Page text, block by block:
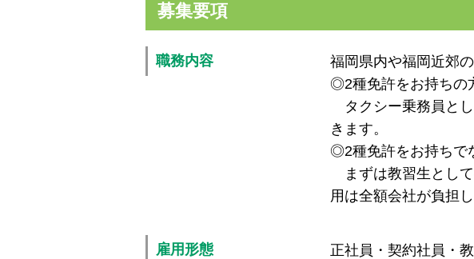
募集要項
職務内容
福岡県内や福岡近郊
◎2種免許をお持ちの
タクシー乗務員と
きます。
◎2種免許をお持ちで
まずは教習生とし
用は全額会社が負担し
雇用形態 正社員・契約社員・